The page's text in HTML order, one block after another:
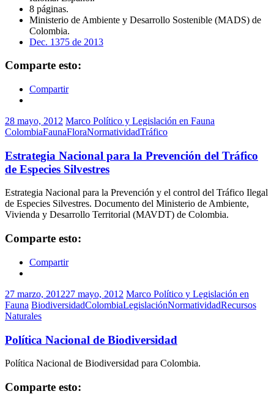
8 páginas.
Ministerio de Ambiente y Desarrollo Sostenible (MADS) de
Colombia.
Dec. 1375 de 2013
Comparte esto:
Compartir
28 mayo, 2012 Marco Político y Legislación en Fauna
ColombiaFaunaFloraNormatividadTráfico
Estrategia Nacional para la Prevención del Tráfico
de Especies Silvestres
Estrategia Nacional para la Prevención y el control del Tráfico Ilegal
de Especies Silvestres. Documento del Ministerio de Ambiente,
Vivienda y Desarrollo Territorial (MAVDT) de Colombia.
Comparte esto:
Compartir
27 marzo, 201227 mayo, 2012 Marco Político y Legislación en
Fauna BiodiversidadColombiaLegislaciónNormatividadRecursos
Naturales
Política Nacional de Biodiversidad
Política Nacional de Biodiversidad para Colombia.
Comparte esto: